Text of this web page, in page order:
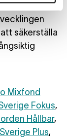
för ökad
säkerställa
Mixfond
Fokus,
Hållbar,
Plus,